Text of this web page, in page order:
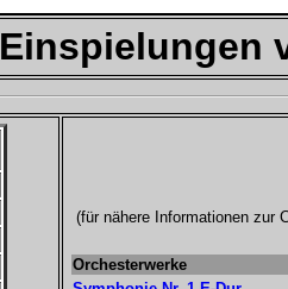
Einspielungen
(für nähere Informationen zur
Orchesterwerke